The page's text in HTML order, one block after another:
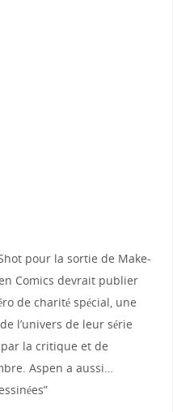
pour la sortie de Make-
Comics devrait publier
de charité spécial, une
l’univers de leur série
la critique et de
Aspen a aussi…